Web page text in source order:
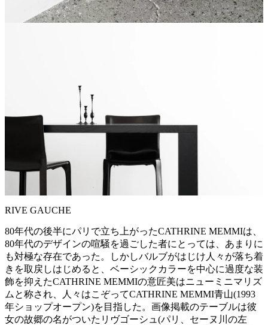
RIVE GAUCHE
80年代の後半にパリで立ち上がったCATHRINE MEMMIは、
80年代のデザインの喧騒を過ごした者にとっては、あまりに
も対極な存在であった。しかしバルブがはじけ人々が落ち着
きを取戻しはじめると、ベーシックカラーを中心に過度な装
飾を抑えたCATHRINE MEMMIの意匠美はニューミニマリズ
ムと称され、人々はこぞってCATHRINE MEMMI青山(1993
年ショップオープン)を目指した。画像掲載のテーブルは彼
女の故郷の名がついたリヴゴーシュ(パリ、セーヌ川の左